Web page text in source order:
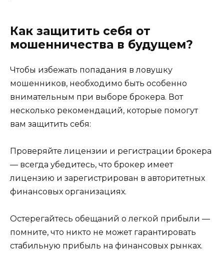
Как защитить себя от
мошенничества в будущем?
Чтобы избежать попадания в ловушку
мошенников, необходимо быть особенно
внимательным при выборе брокера. Вот
несколько рекомендаций, которые помогут
вам защитить себя:
Проверяйте лицензии и регистрации брокера
— всегда убедитесь, что брокер имеет
лицензию и зарегистрирован в авторитетных
финансовых организациях.
Остерегайтесь обещаний о легкой прибыли —
помните, что никто не может гарантировать
стабильную прибыль на финансовых рынках.